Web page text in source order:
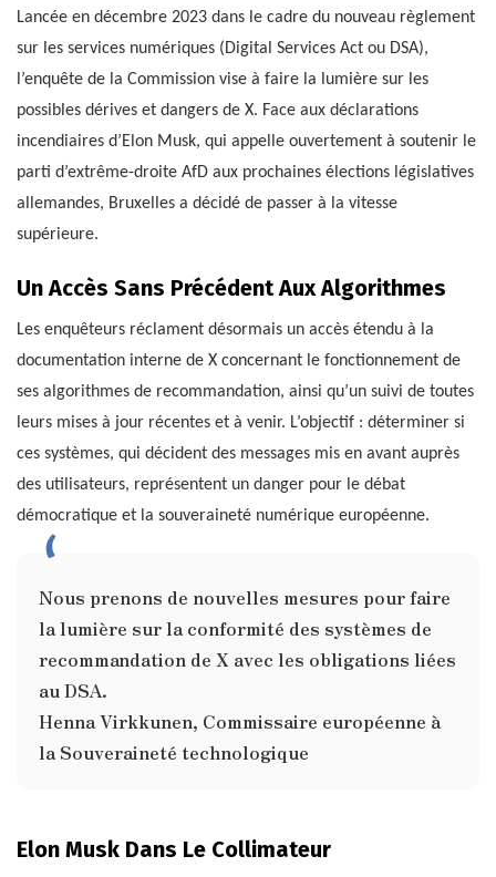
Lancée en décembre 2023 dans le cadre du nouveau règlement
sur les services numériques (Digital Services Act ou DSA),
l’enquête de la Commission vise à faire la lumière sur les
possibles dérives et dangers de X. Face aux déclarations
incendiaires d’Elon Musk, qui appelle ouvertement à soutenir le
parti d’extrême-droite AfD aux prochaines élections législatives
allemandes, Bruxelles a décidé de passer à la vitesse
supérieure.
Un Accès Sans Précédent Aux Algorithmes
Les enquêteurs réclament désormais un accès étendu à la
documentation interne de X concernant le fonctionnement de
ses algorithmes de recommandation, ainsi qu’un suivi de toutes
leurs mises à jour récentes et à venir. L’objectif : déterminer si
ces systèmes, qui décident des messages mis en avant auprès
des utilisateurs, représentent un danger pour le débat
démocratique et la souveraineté numérique européenne.
Nous prenons de nouvelles mesures pour faire
la lumière sur la conformité des systèmes de
recommandation de X avec les obligations liées
au DSA.
Henna Virkkunen, Commissaire européenne à
la Souveraineté technologique
Elon Musk Dans Le Collimateur